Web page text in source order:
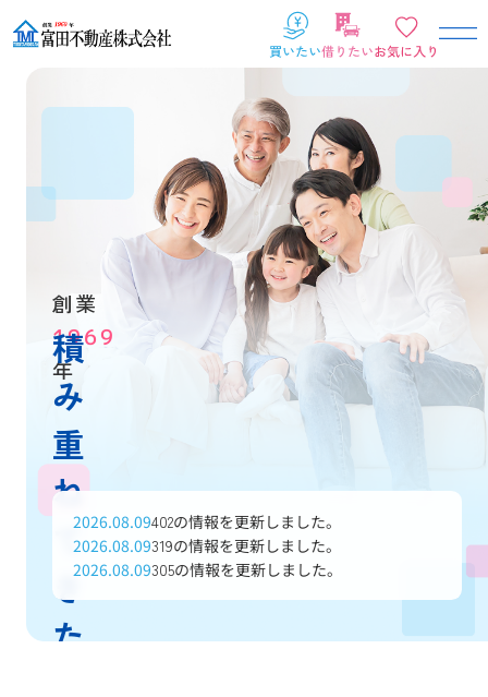
創業
1969
年
積
み
重
ね
て
き
た
2026.08.09402の情報を更新しました。
2026.08.09319の情報を更新しました。
2026.08.09305の情報を更新しました。